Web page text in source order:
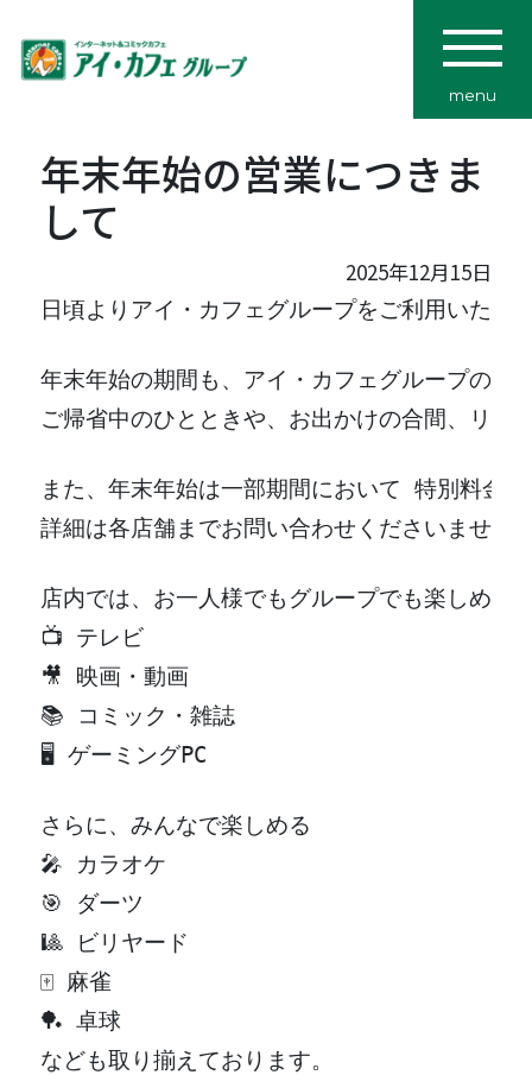
menu
年末年始の営業につきま
して
2025年12月15日
年末年始の期間も、アイ・カフェグループのネ
ご帰省中のひとときや、お出かけの合間、リフ
また、年末年始は一部期間において 特別料金
詳細は各店舗までお問い合わせくださいませ。
店内では、お一人様でもグループでも楽しめる
📺 テレビ
🎥 映画・動画
📚 コミック・雑誌
🖥️ ゲーミングPC
さらに、みんなで楽しめる
🎤 カラオケ
🎯 ダーツ
🎱 ビリヤード
🀄 麻雀
🏓 卓球
なども取り揃えております。